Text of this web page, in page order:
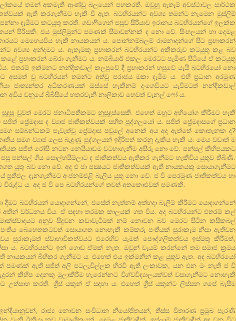
තමන් අකමැති ආණ්ඩු බලයෙන් පහකරති. ඔවුහු ඇතැම් අවස්ථාවල සාර්ථක
ඇති කරගැනීමට හැකි වී ඇත. බටහිරයන්ට අවශ්‍ය තමන්ට නැමෙන මුස්ලිම්
දැමීමට කටයුතු කරති. ගඩාෆිගෙන් පසුව සිරියාව ඉරානය බටහිරයන්ගේ ඉලක්ක
පිරිසකි. එය මුස්ලිමුන්ට පමණක් සීමාවන්නක් ද නො වේ. සිංහලයන් හා දෙමළ
මෙහෙයවිය හැකි නායකයන් ය. පොන්නම්බලම් රාමනාදන්ගේ සිට ප්‍රභාකරන්
අවශ්‍ය අන්දමට ය. ඇතැමකු ප්‍රභාකරන් බටහිරයන්ට අකීකරුව කටයුතු කළ බව
ප්‍රභාකරන් බේරා ගැනීමට ය. නම්බියාර් එකල මෙරටට පැමිණ සිටියේ ඒ කටයුතු
එතරම් ඉක්මනට නන්දිකඩාල් කලපුවේ දී ප්‍රභාකරන් හසුවේ යැයි බටහිරයෝ නො
වූ බටහිරයන් තමන්ට අත්වූ පරාජය මකා දැමීම ය. එහි ප්‍රධාන අරමුණ
ජාත්‍යන්තර අධිකරණයක් ඔස්සේ හැකිනම් දංගෙඩියට යැවීමටත් නන්දිකඩාල්
අවිය වනුයේ බීබීසියේ හතරවැනි නාලිකාව හෙවත් චැනල් ෆෝ ය.
සුදුසු වුවත් මෙරට ජනාධිපතිකමට නුසුදුස්සෙකි. එහෙත් ඔහුට අභියෝග කිරීමට හැකි
ද ව්‍යාජ ජාතිකත්වයක් සහිත පුද්ගලයෝ ය. සජිත් ප්‍රේමදාසගේ ප්‍රධාන
සම්බන්ධකම් පැවැත්වූ ප්‍රේමදාස පවුලේ අනෙක් අය අද ඇත්තේ කොතැනක ද?
සමග ව්‍යාජ ලෙස බැඳුණු පුද්ගලයන් ඉදිරිපත් කරනු දැකිය හැකි ය. මෙය වඩාත් ම
සජිත් රෝසි නටන නෙයියාඩම වටහාගැනීම අසීරු නො වේ. පන්සල් කිහිපයකට
පන්සල් ගිය සොල්හයිම්ලාට ද ජාතිකත්වය ඇතිකර ගැනීමට හැකිවිය යුතුව තිබිණි.
යුතු බව නො වේ. අද එ ජා පක්‍ෂයට ජාතිකත්වයක් ඇති නායකයකු සොයාගැනීමට
දැනගැනීමට අංජනම්එළි බැලිය යුතු නො වේ. ජ වි පෙරමුණ ජාතිකත්වය හා
විරුද්ධ ය. අද ජ වි පෙ බටහිරයන්ගේ තවත් අතකොළුවක් පමණකි.
බටහිරයන් යොදාගන්නේ, එසේත් නැත්නම් අත්හදා බැලීම් කිරීමට යොදාගන්නේ
අතින් වර්ධනය විය. ඒ සඳහා තරමක කාලයක් ගත විය. අද බටහිරයන්ට එතරම් කල්
අනුව සිදුවන කඩාවැටීමක් නම් නොවන බව මෙරට සිටින කසිකබල්
බෙහෙතකටවත් සොයාගත නොහැකි කම්කරු පංතියක් සූරාකෑම නිසා ඇතිවන
සූරාකෑමත් ස්වාභාවිකත්වයට එරෙහිව යෑමත් පෞද්ගලිකත්වය ඉස්මතු කිරීමත්,
ය. බටහිරයන්ට ඉන් ගොඩ ඒමක් නැත. ඔවුන් වෑයම් කරන්නේ තම සමාජ ක්‍රමය
නායකයන් බිහිකර ගැනීමට ය. එහෙත් එය ඉක්මනින් කළ යුතුව ඇත. අද බටහිරයෝ
පමණක් ඇති සජිත් අලි පටලැවිල්ලක හිරවී ඇති ලංකාවක, යන එන මං නැති ජ වි
කිහිප දෙනකු මුලාකිරීම හැරෙන්නට විශ්වවිද්‍යාලයක්වත් වසාගැනීමට නොහැකි
උත්සාහ කරති. ග්‍රීස් යකුන් ඒ සඳහා ය. එහෙත් ග්‍රීස් යකුන්ට ලිස්සන ගසේ බැසීම
රාජ්‍ය නොවන සංවිධාන නියෝජිතයන්, තිස්ස විතාරණ ප්‍රමුඛ පැරණි